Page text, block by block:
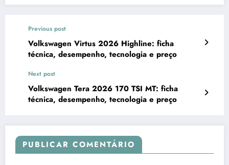
Previous post
Volkswagen Virtus 2026 Highline: ficha
técnica, desempenho, tecnologia e preço
Next post
Volkswagen Tera 2026 170 TSI MT: ficha
técnica, desempenho, tecnologia e preço
PUBLICAR COMENTÁRIO